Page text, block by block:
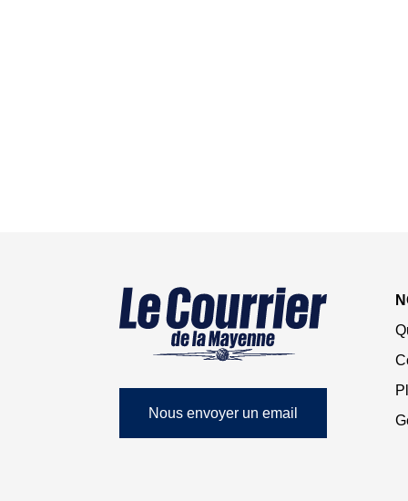
Nous envoyer un email